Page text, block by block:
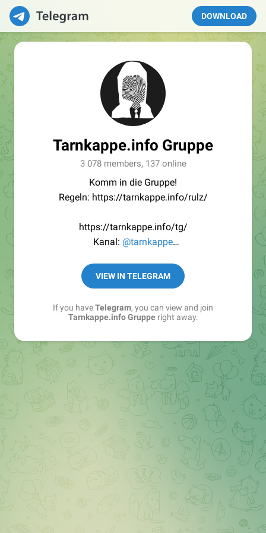
DOWNLOAD
Tarnkappe.info Gruppe
3 078 members, 137 online
Komm in die Gruppe!
Regeln: https://tarnkappe.info/rulz/
https://tarnkappe.info/tg/
Kanal: @tarnkappe
Best of:@bestoftarnkappe
Kochen: https://t.me/+WSW5F1VcmhliMjk6
VIEW IN TELEGRAM
If you haveTelegram, you can view and join
Tarnkappe.info Grupperight away.